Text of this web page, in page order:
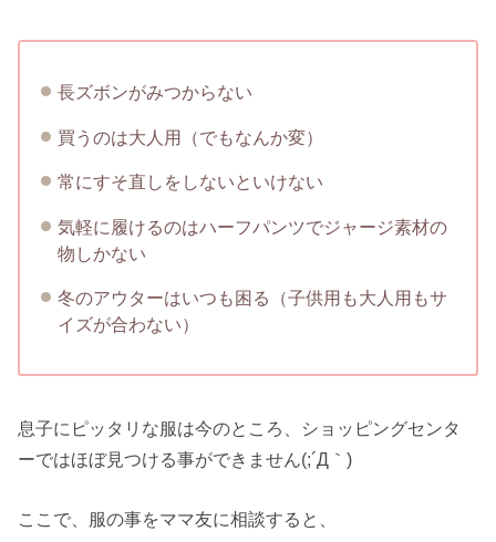
長ズボンがみつからない
買うのは大人用（でもなんか変）
常にすそ直しをしないといけない
気軽に履けるのはハーフパンツでジャージ素材の
物しかない
冬のアウターはいつも困る（子供用も大人用もサ
イズが合わない）
息子にピッタリな服は今のところ、ショッピングセンタ
ーではほぼ見つける事ができません(;´Д｀)
ここで、服の事をママ友に相談すると、